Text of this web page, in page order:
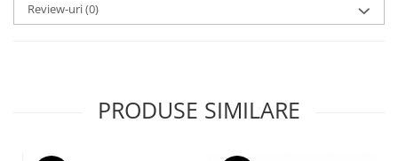
Review-uri(0)
PRODUSE SIMILARE